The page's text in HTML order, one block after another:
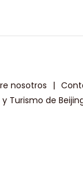
nosotros |
Turismo de